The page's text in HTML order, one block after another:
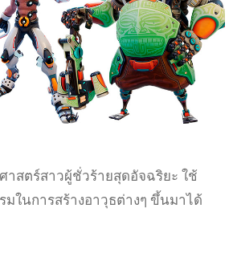
าสตร์สาวผู้ชั่วร้ายสุดอัจฉริยะ ใช้
มในการสร้างอาวุธต่างๆ ขึ้นมาได้